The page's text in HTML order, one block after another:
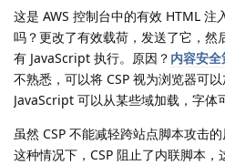
这是 AWS 控制台中的有效 HTML 注
吗？更改了有效载荷，发送了它，然
有 JavaScript 执行。原因？ 内容安全
不熟悉，可以将 CSP 视为浏览器可以
JavaScript 可以从某些域加载，字体
虽然 CSP 不能减轻跨站点脚本攻击
这种情况下，CSP 阻止了内联脚本，